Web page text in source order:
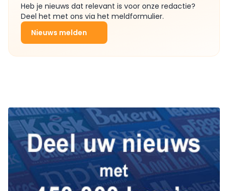
Heb je nieuws dat relevant is voor onze redactie?
Deel het met ons via het meldformulier.
Nieuws melden